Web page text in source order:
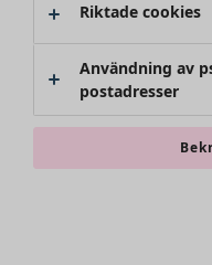
Riktade cookies
Användning av
postadresser